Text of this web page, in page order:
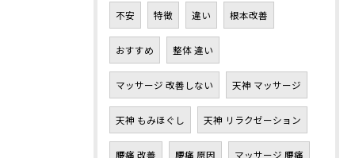
不安 特徴 違い 根本改善
おすすめ 整体 違い
マッサージ 改善しない 天神 マッサージ
天神 もみほぐし 天神 リラクゼーション
腰痛 改善 腰痛 原因 マッサージ 腰痛